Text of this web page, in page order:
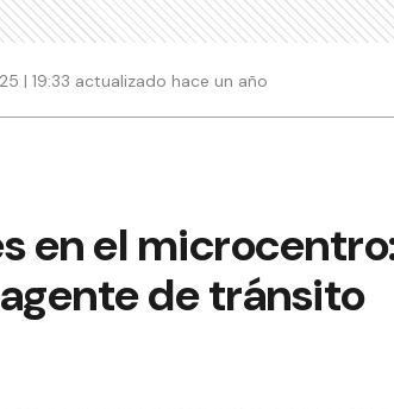
| 19:33 actualizado hace un año
en el
de tránsito